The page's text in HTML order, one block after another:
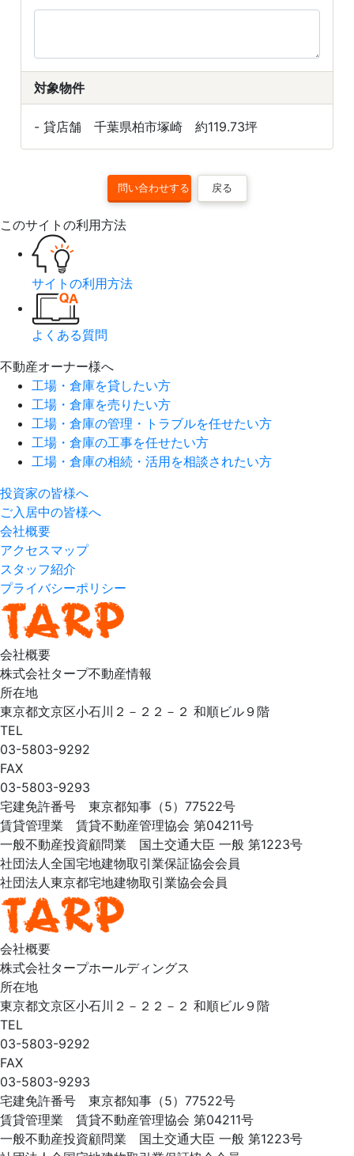
対象物件
- 貸店舗 千葉県柏市塚崎 約119.73坪
戻る
このサイトの利用方法
サイトの利用方法
よくある質問
不動産オーナー様へ
工場・倉庫を貸したい方
工場・倉庫を売りたい方
工場・倉庫の管理・トラブルを任せたい方
工場・倉庫の工事を任せたい方
工場・倉庫の相続・活用を相談されたい方
投資家の皆様へ
ご入居中の皆様へ
会社概要
アクセスマップ
スタッフ紹介
プライバシーポリシー
会社概要
株式会社タープ不動産情報
所在地
東京都文京区小石川２－２２－２ 和順ビル９階
TEL
03-5803-9292
FAX
03-5803-9293
宅建免許番号 東京都知事（5）77522号
賃貸管理業 賃貸不動産管理協会 第04211号
一般不動産投資顧問業 国土交通大臣 一般 第1223号
社団法人全国宅地建物取引業保証協会会員
社団法人東京都宅地建物取引業協会会員
会社概要
株式会社タープホールディングス
所在地
東京都文京区小石川２－２２－２ 和順ビル９階
TEL
03-5803-9292
FAX
03-5803-9293
宅建免許番号 東京都知事（5）77522号
賃貸管理業 賃貸不動産管理協会 第04211号
一般不動産投資顧問業 国土交通大臣 一般 第1223号